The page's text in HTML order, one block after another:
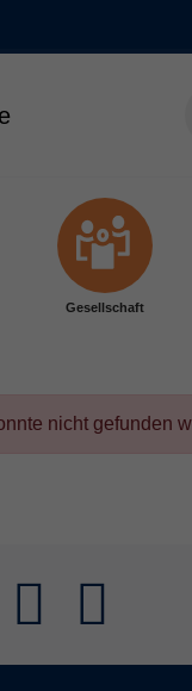
Gesellschaft
nicht gefunden